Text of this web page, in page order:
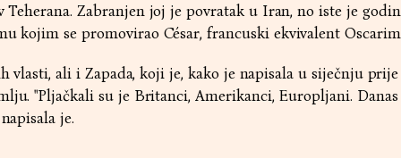
Zabranjen joj je povratak u Iran, no iste je
kojim se promovirao César, francuski ekvivalent
vlasti, ali i Zapada, koji je, kako je napisala u siječnju prije
"Pljačkali su je Britanci, Amerikanci, Europljani. Danas
je.